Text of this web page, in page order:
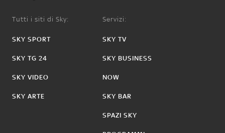
Tutti i siti di Sky:
SKY SPORT
SKY TG 24
SKY VIDEO
SKY ARTE
Servizi:
SKY TV
SKY BUSINESS
NOW
SKY BAR
SPAZI SKY